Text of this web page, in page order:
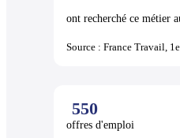
ont recherché ce métier
Source : France Travail,
550
offres d'emploi